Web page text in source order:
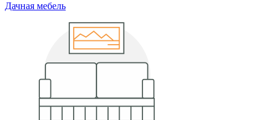
Дачная мебель